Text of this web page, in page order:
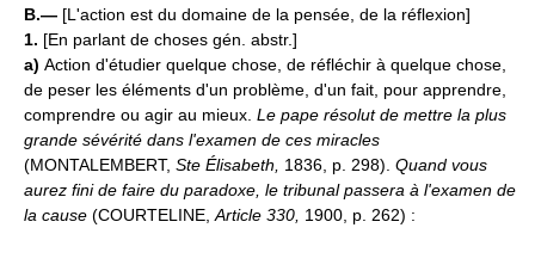
B.— [L'action est du domaine de la pensée, de la réflexion]
1. [En parlant de choses gén. abstr.]
a) Action d'étudier quelque chose, de réfléchir à quelque chose,
de peser les éléments d'un problème, d'un fait, pour apprendre,
comprendre ou agir au mieux. Le pape résolut de mettre la plus
grande sévérité dans l'examen de ces miracles
(MONTALEMBERT, Ste Élisabeth, 1836, p. 298). Quand vous
aurez fini de faire du paradoxe, le tribunal passera à l'examen de
la cause (COURTELINE, Article 330, 1900, p. 262) :